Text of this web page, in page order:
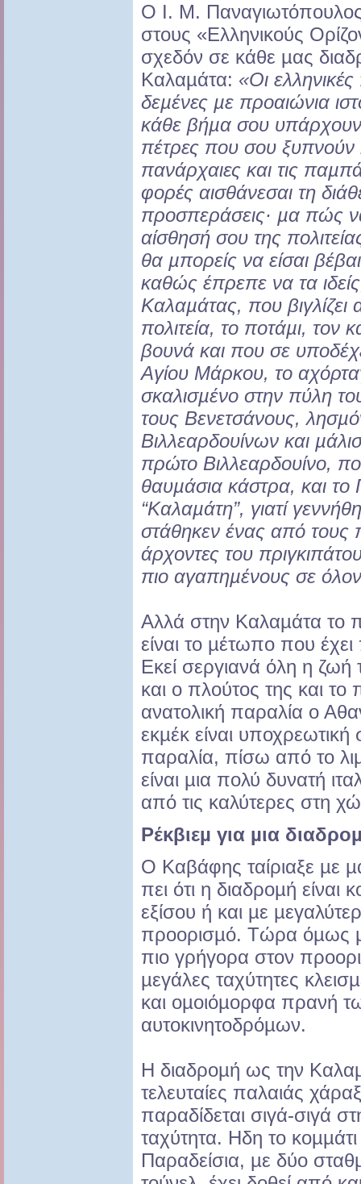
Ο Ι. Μ.
στους «Ελληνικούς
σχεδόν σε κάθε µας
Καλαµάτα: «Οι ελληνικές
δεµένες µε προαιώνια
κάθε βήµα σου
πέτρες που σου ξυπνούν
πανάρχαιες και τις
φορές αισθάνεσαι τη
προσπεράσεις· µα πώς
αίσθησή σου της
θα µπορείς να είσαι
καθώς έπρεπε να τα
Καλαµάτας, που
πολιτεία, το ποτάµι, τον
βουνά και που σε
Αγίου Μάρκου, το
σκαλισµένο στην πύλη
τους Βενετσάνους,
Βιλλεαρδουίνων και
πρώτο Βιλλεαρδουίνο,
θαυµάσια κάστρα, και το
“Καλαµάτη”, γιατί
στάθηκεν ένας από τους
άρχοντες του
πιο αγαπηµένους σε
Αλλά στην Καλαµάτα το
είναι το µέτωπο που
Εκεί σεργιανά όλη η
και ο πλούτος της και το
ανατολική παραλία ο
εκµέκ είναι υποχρεωτική
παραλία, πίσω από το
είναι µια πολύ δυνατή
από τις καλύτερες στη
Ρέκβιεµ για µια
Ο Καβάφης ταίριαξε µε
πει ότι η διαδροµή είναι
εξίσου ή και µε
προορισµό. Τώρα όµως
πιο γρήγορα στον
µεγάλες ταχύτητες
και οµοιόµορφα πρανή
αυτοκινητοδρόµων.
Η διαδροµή ως την
τελευταίες παλαιάς
παραδίδεται σιγά-σιγά
ταχύτητα. Ηδη το
Παραδείσια, µε δύο